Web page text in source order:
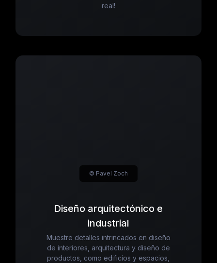
real!
Diseño arquitectónico e
industrial
Muestre detalles intrincados en diseño
de interiores, arquitectura y diseño de
productos, como edificios y espacios,
© Pavel Zoch